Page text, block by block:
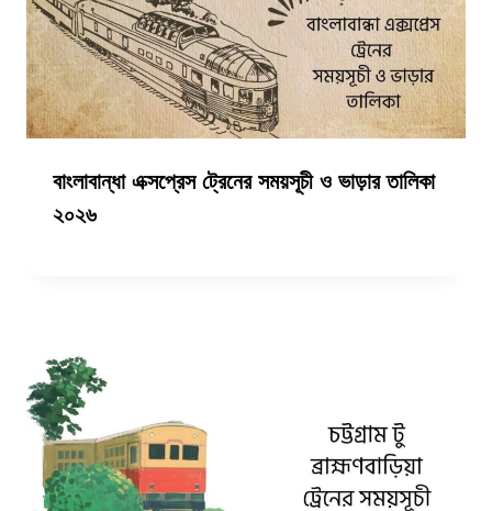
বাংলাবান্ধা এক্সপ্রেস ট্রেনের সময়সূচী ও ভাড়ার তালিকা
২০২৬